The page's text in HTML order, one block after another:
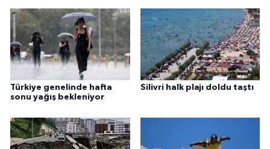
Türkiye genelinde hafta
sonu yağış bekleniyor
Silivri halk plajı doldu taştı